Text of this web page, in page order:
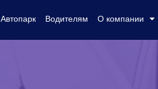
Автопарк Водителям О компании